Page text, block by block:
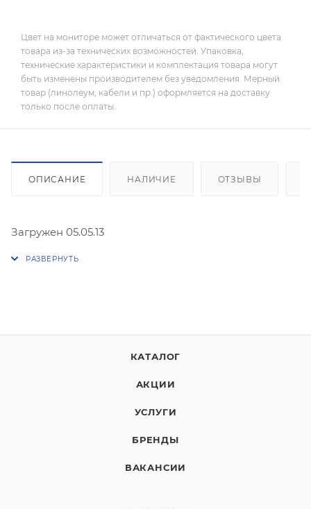
Цвет на мониторе может отличаться от фактического цвета
товара из-за технических возможностей. Упаковка,
технические характеристики и комплектация товара могут
быть изменены производителем без уведомления. Мерный
товар (линолеум, кабели и пр.) оформляется на доставку
только после оплаты.
ОПИСАНИЕ НАЛИЧИЕ ОТЗЫВЫ
Загружен 05.05.13
КАТАЛОГ
АКЦИИ
УСЛУГИ
БРЕНДЫ
ВАКАНСИИ